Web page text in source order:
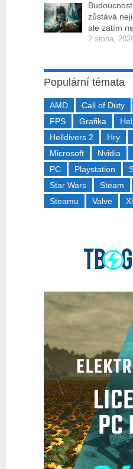
zůstává
ale zatím
2 srpna,
Populární témata
AMD Call of Duty
FPS
Grafika
Helldivers 2
Hry
Microsoft
Nvidia
PC
Playstation
Star Wars
Steam
Steamu
Valve